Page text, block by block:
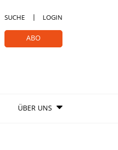
SUCHE LOGIN
ABO
ÜBER UNS